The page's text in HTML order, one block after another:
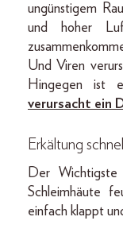
ungünstigem
und hoher
Und Viren
Hingegen ist
verursacht ein
Erkältung
Der
Schleimhäute
einfach klappt